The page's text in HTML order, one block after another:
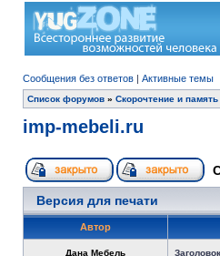
Сообщения без ответов | Активные темы
Список форумов » Скорочтение и память
imp-mebeli.ru
Версия для печати
Автор
Дана Мебель